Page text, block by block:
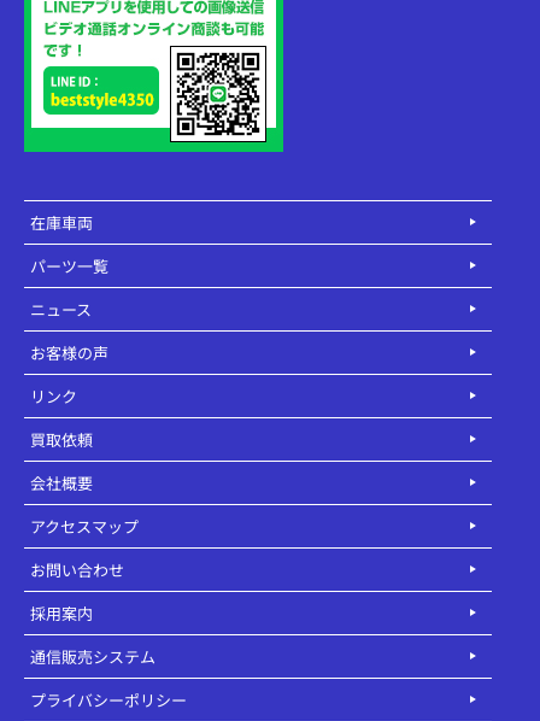
在庫車両
パーツ一覧
ニュース
お客様の声
リンク
買取依頼
会社概要
アクセスマップ
お問い合わせ
採用案内
通信販売システム
プライバシーポリシー